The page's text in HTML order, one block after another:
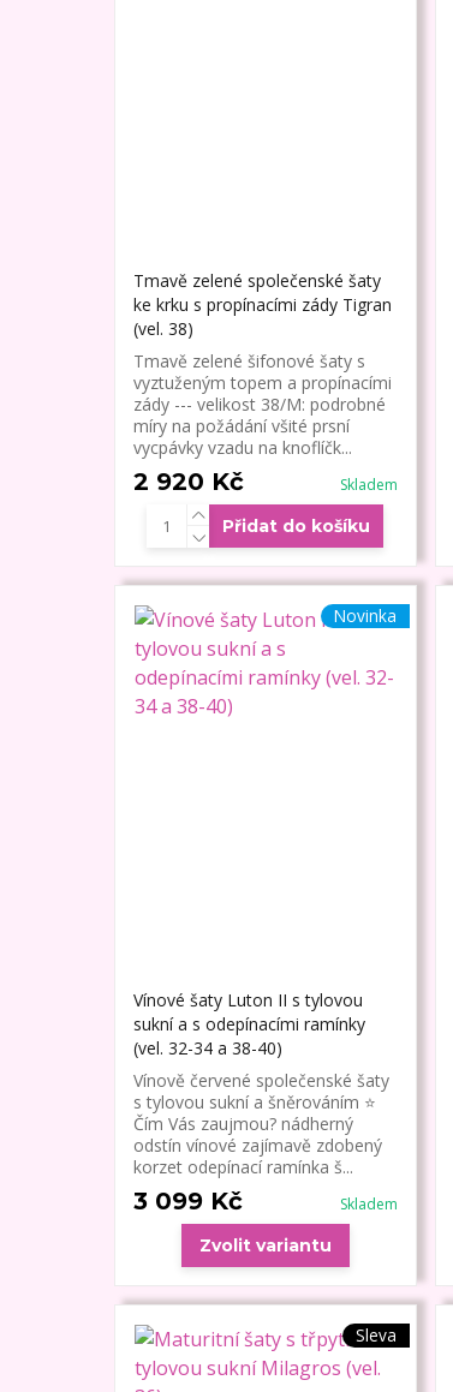
Tmavě zelené společenské šaty
ke krku s propínacími zády Tigran
(vel. 38)
Tmavě zelené šifonové šaty s
vyztuženým topem a propínacími
zády --- velikost 38/M: podrobné
míry na požádání všité prsní
vycpávky vzadu na knoflíčk...
2 920 Kč Skladem
Přidat do košíku
Novinka
Vínové šaty Luton II s tylovou
sukní a s odepínacími ramínky
(vel. 32-34 a 38-40)
Vínově červené společenské šaty
s tylovou sukní a šněrováním ⭐
Čím Vás zaujmou? nádherný
odstín vínové zajímavě zdobený
korzet odepínací ramínka š...
3 099 Kč Skladem
Zvolit variantu
Sleva